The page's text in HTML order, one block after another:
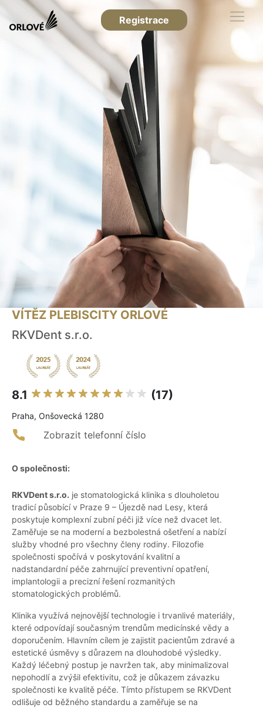
Registrace
VÍTĚZ PLEBISCITY ORLOVÉ
RKVDent s.r.o.
8.1 (17)
Praha, Onšovecká 1280
Zobrazit telefonní číslo
O společnosti:
RKVDent s.r.o. je stomatologická klinika s dlouholetou
tradicí působící v Praze 9 – Újezdě nad Lesy, která
poskytuje komplexní zubní péči již více než dvacet let.
Zaměřuje se na moderní a bezbolestná ošetření a nabízí
služby vhodné pro všechny členy rodiny. Filozofie
společnosti spočívá v poskytování kvalitní a
nadstandardní péče zahrnující preventivní opatření,
implantologii a precizní řešení rozmanitých
stomatologických problémů.
Klinika využívá nejnovější technologie i trvanlivé materiály,
které odpovídají současným trendům medicínské vědy a
doporučením. Hlavním cílem je zajistit pacientům zdravé a
estetické úsměvy s důrazem na dlouhodobé výsledky.
Každý léčebný postup je navržen tak, aby minimalizoval
nepohodlí a zvýšil efektivitu, což je důkazem závazku
společnosti ke kvalitě péče. Tímto přístupem se RKVDent
odlišuje od běžného standardu a zaměřuje se na